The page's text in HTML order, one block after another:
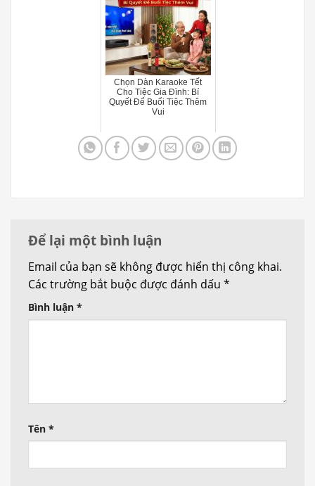
Chọn Dàn Karaoke Tết
Cho Tiệc Gia Đình: Bí
Quyết Để Buổi Tiệc Thêm
Vui
Để lại một bình luận
Email của bạn sẽ không được hiển thị công khai.
Các trường bắt buộc được đánh dấu *
Bình luận *
Tên *